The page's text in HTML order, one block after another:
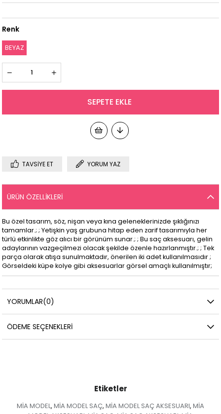
Renk
BEYAZ
TAVSIYE ET YORUM YAZ
ÜRÜN ÖZELLIKLERI
Bu özel tasarım, söz, nişan veya kına geleneklerinizde şıklığınızı
tamamlar.; ; Yetişkin yaş grubuna hitap eden zarif tasarımıyla her
türlü etkinlikte göz alıcı bir görünüm sunar.; ; Bu saç aksesuarı, gelin
adaylarının vazgeçilmezi olacak şekilde özenle hazırlanmıştır.; ; Tek
parça olarak atışa sunulmaktadır, önerilen iki adet kullanılmasıdır ;
Görseldeki küpe kolye gibi aksesuarlar görsel amaçlı kullanılmıştır;
YORUMLAR(0)
ÖDEME SEÇENEKLERI
Etiketler
MİA MODEL, MİA MODEL SAÇ, MİA MODEL SAÇ AKSESUARI, MİA